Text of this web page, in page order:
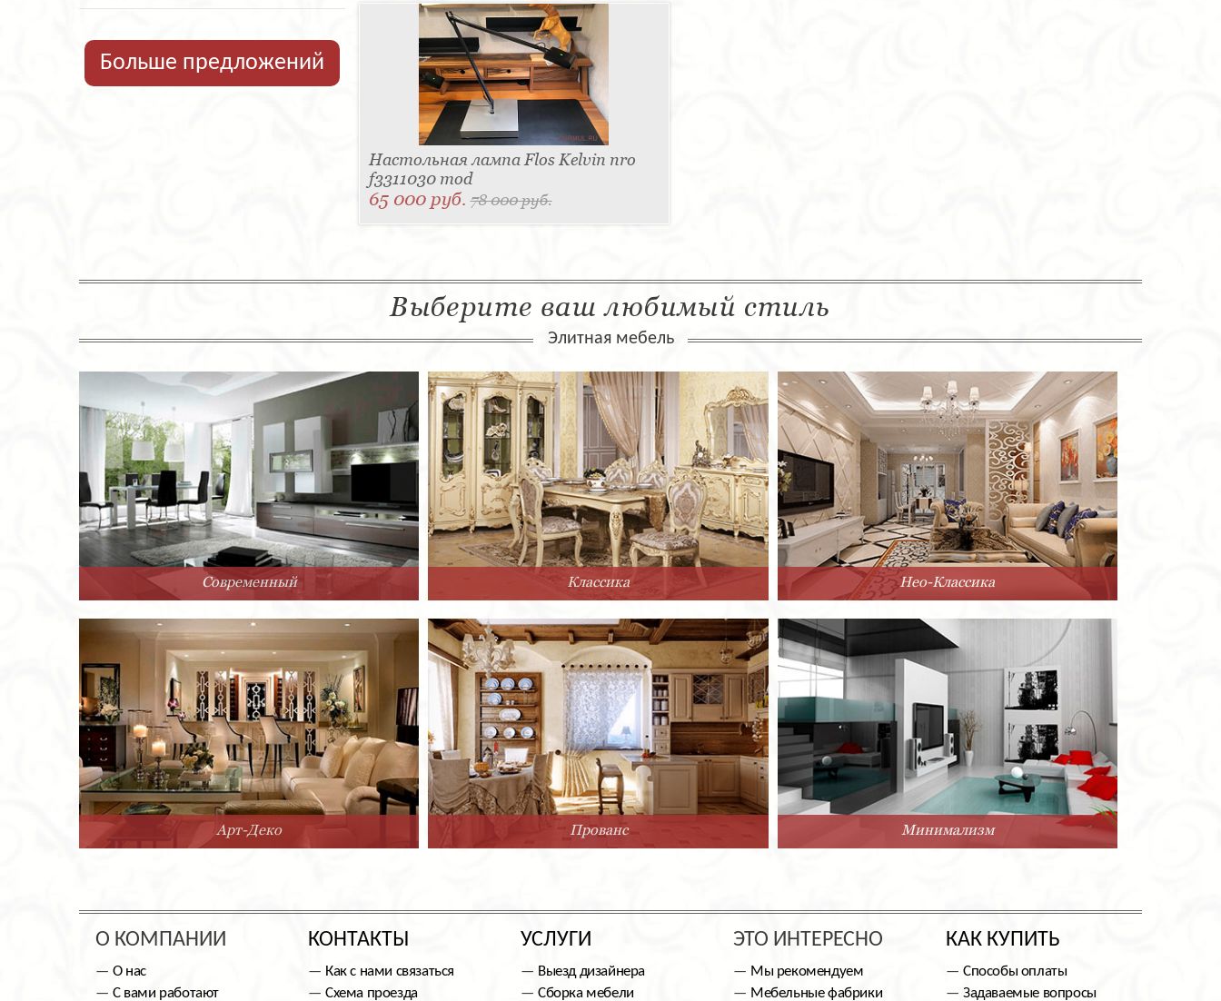
Больше предложений
Настольная лампа Flos Kelvin nro
f3311030 mod
65 000 руб.78 000 руб.
Выберите ваш любимый стиль
Элитная мебель
Современный Классика Нео-Классика
Арт-Деко Прованс Минимализм
О КОМПАНИИ
О нас
С вами работают
КОНТАКТЫ
Как с нами связаться
Схема проезда
УСЛУГИ
Выезд дизайнера
Сборка мебели
ЭТО ИНТЕРЕСНО
Мы рекомендуем
Мебельные фабрики
КАК КУПИТЬ
Способы оплаты
Задаваемые вопросы